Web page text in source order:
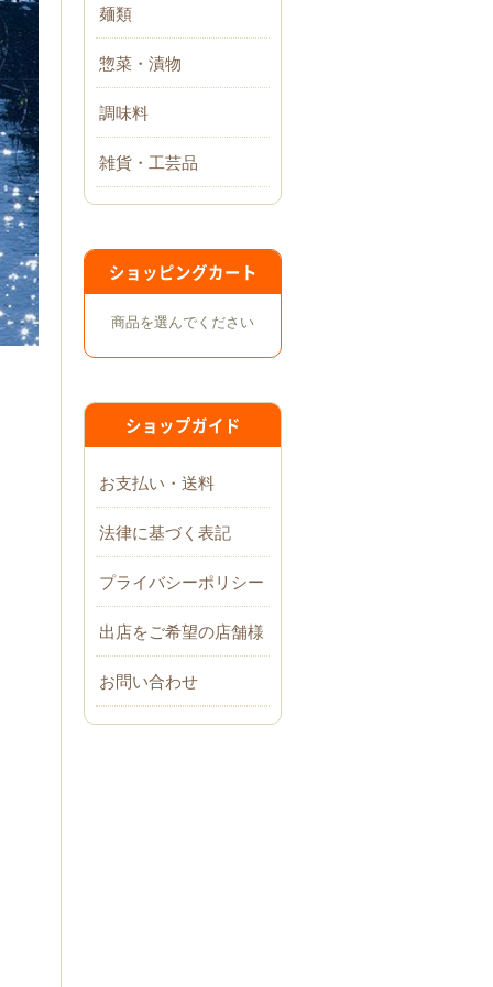
麺類
惣菜・漬物
調味料
雑貨・工芸品
ショッピングカート
商品を選んでください
ショップガイド
お支払い・送料
法律に基づく表記
プライバシーポリシー
出店をご希望の店舗様
お問い合わせ